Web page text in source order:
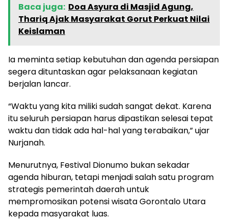
Baca juga: Doa Asyura di Masjid Agung,
Thariq Ajak Masyarakat Gorut Perkuat Nilai
Keislaman
Ia meminta setiap kebutuhan dan agenda persiapan
segera dituntaskan agar pelaksanaan kegiatan
berjalan lancar.
“Waktu yang kita miliki sudah sangat dekat. Karena
itu seluruh persiapan harus dipastikan selesai tepat
waktu dan tidak ada hal-hal yang terabaikan,” ujar
Nurjanah.
Menurutnya, Festival Dionumo bukan sekadar
agenda hiburan, tetapi menjadi salah satu program
strategis pemerintah daerah untuk
mempromosikan potensi wisata Gorontalo Utara
kepada masyarakat luas.